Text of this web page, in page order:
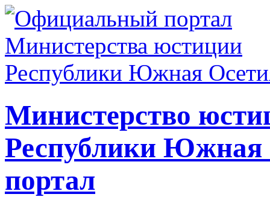
Министерство
Республики
портал